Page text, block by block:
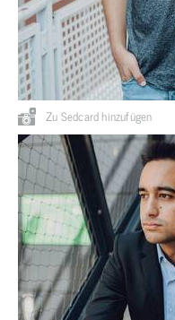
Zu Sedcard hinzufügen